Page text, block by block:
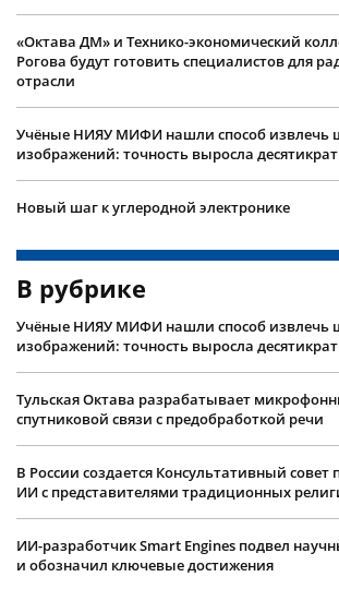
«Октава ДМ» и Технико-экономический
Рогова будут готовить специалистов для
отрасли
Учëные НИЯУ МИФИ нашли способ извлечь
изображений: точность выросла
Новый шаг к углеродной электронике
В рубрике
Учëные НИЯУ МИФИ нашли способ извлечь
изображений: точность выросла
Тульская Октава разрабатывает
спутниковой связи с предобработкой речи
В России создается Консультативный совет
ИИ с представителями традиционных
ИИ-разработчик Smart Engines подвел
и обозначил ключевые достижения